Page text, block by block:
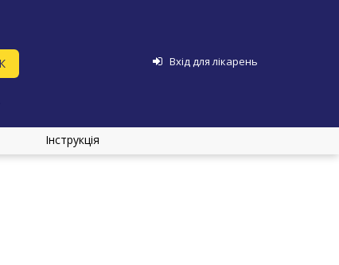
Вхід для лікарень
Інструкція